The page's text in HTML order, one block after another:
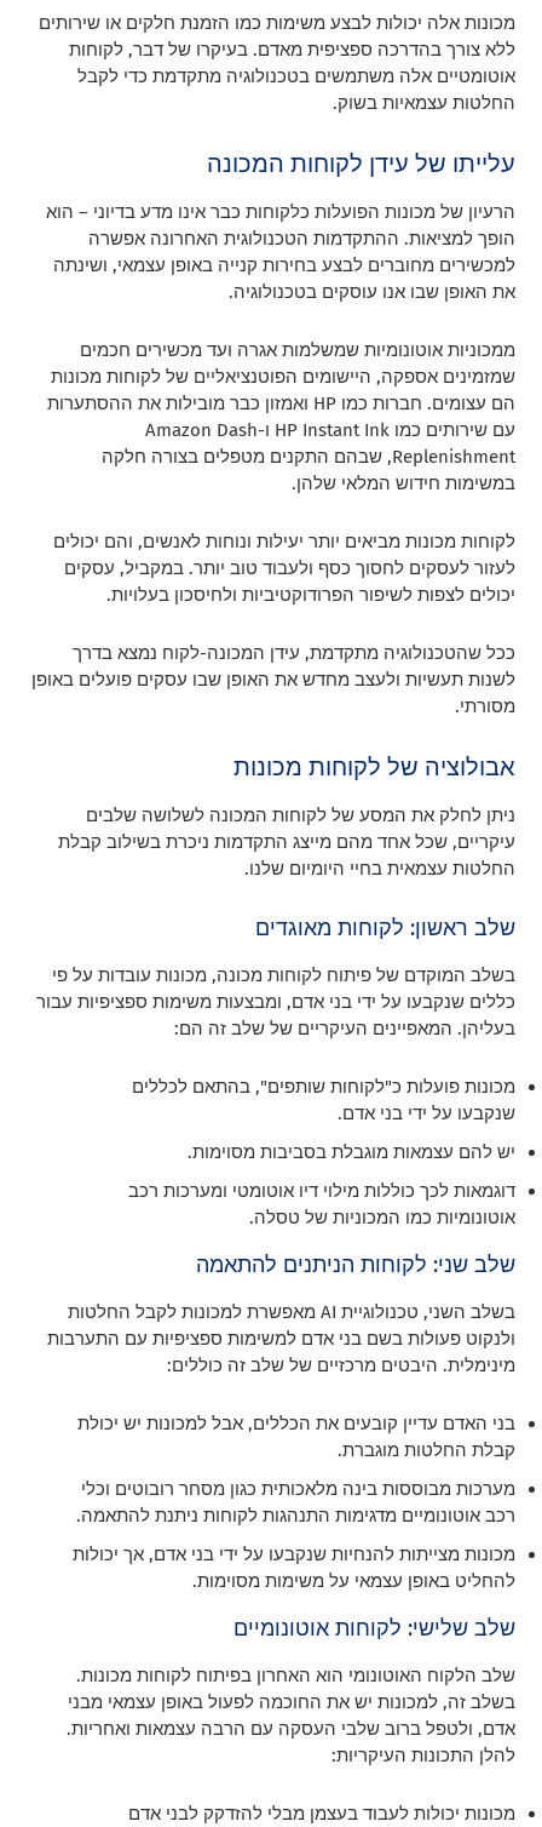
מכונות אלה יכולות לבצע משימות כמו הזמנת חלקים או שירותים
ללא צורך בהדרכה ספציפית מאדם. בעיקרו של דבר, לקוחות
אוטומטיים אלה משתמשים בטכנולוגיה מתקדמת כדי לקבל
החלטות עצמאיות בשוק.
עלייתו של עידן לקוחות המכונה
הרעיון של מכונות הפועלות כלקוחות כבר אינו מדע בדיוני – הוא
הופך למציאות. ההתקדמות הטכנולוגית האחרונה אפשרה
למכשירים מחוברים לבצע בחירות קנייה באופן עצמאי, ושינתה
את האופן שבו אנו עוסקים בטכנולוגיה.
ממכוניות אוטונומיות שמשלמות אגרה ועד מכשירים חכמים
שמזמינים אספקה, היישומים הפוטנציאליים של לקוחות מכונות
הם עצומים. חברות כמו HP ואמזון כבר מובילות את ההסתערות
עם שירותים כמו HP Instant Ink ו-Amazon Dash
Replenishment, שבהם התקנים מטפלים בצורה חלקה
במשימות חידוש המלאי שלהן.
לקוחות מכונות מביאים יותר יעילות ונוחות לאנשים, והם יכולים
לעזור לעסקים לחסוך כסף ולעבוד טוב יותר. במקביל, עסקים
יכולים לצפות לשיפור הפרודוקטיביות ולחיסכון בעלויות.
ככל שהטכנולוגיה מתקדמת, עידן המכונה-לקוח נמצא בדרך
לשנות תעשיות ולעצב מחדש את האופן שבו עסקים פועלים באופן
מסורתי.
אבולוציה של לקוחות מכונות
ניתן לחלק את המסע של לקוחות המכונה לשלושה שלבים
עיקריים, שכל אחד מהם מייצג התקדמות ניכרת בשילוב קבלת
החלטות עצמאית בחיי היומיום שלנו.
שלב ראשון: לקוחות מאוגדים
בשלב המוקדם של פיתוח לקוחות מכונה, מכונות עובדות על פי
כללים שנקבעו על ידי בני אדם, ומבצעות משימות ספציפיות עבור
בעליהן. המאפיינים העיקריים של שלב זה הם:
מכונות פועלות כ"לקוחות שותפים", בהתאם לכללים
שנקבעו על ידי בני אדם.
יש להם עצמאות מוגבלת בסביבות מסוימות.
דוגמאות לכך כוללות מילוי דיו אוטומטי ומערכות רכב
אוטונומיות כמו המכוניות של טסלה.
שלב שני: לקוחות הניתנים להתאמה
בשלב השני, טכנולוגיית AI מאפשרת למכונות לקבל החלטות
ולנקוט פעולות בשם בני אדם למשימות ספציפיות עם התערבות
מינימלית. היבטים מרכזיים של שלב זה כוללים:
בני האדם עדיין קובעים את הכללים, אבל למכונות יש יכולת
קבלת החלטות מוגברת.
מערכות מבוססות בינה מלאכותית כגון מסחר רובוטים וכלי
רכב אוטונומיים מדגימות התנהגות לקוחות ניתנת להתאמה.
מכונות מצייתות להנחיות שנקבעו על ידי בני אדם, אך יכולות
להחליט באופן עצמאי על משימות מסוימות.
שלב שלישי: לקוחות אוטונומיים
שלב הלקוח האוטונומי הוא האחרון בפיתוח לקוחות מכונות.
בשלב זה, למכונות יש את החוכמה לפעול באופן עצמאי מבני
אדם, ולטפל ברוב שלבי העסקה עם הרבה עצמאות ואחריות.
להלן התכונות העיקריות:
מכונות יכולות לעבוד בעצמן מבלי להזדקק לבני אדם